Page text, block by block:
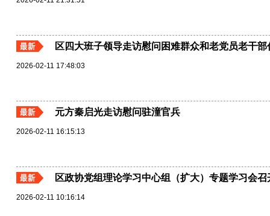
区四大班子领导走访慰问困难群众和老党员老干部
2026-02-11 17:48:03
元方秦启光走访慰问驻潼官兵
2026-02-11 16:15:13
区政协党组理论学习中心组（扩大）专题学习会召
2026-02-11 10:16:14